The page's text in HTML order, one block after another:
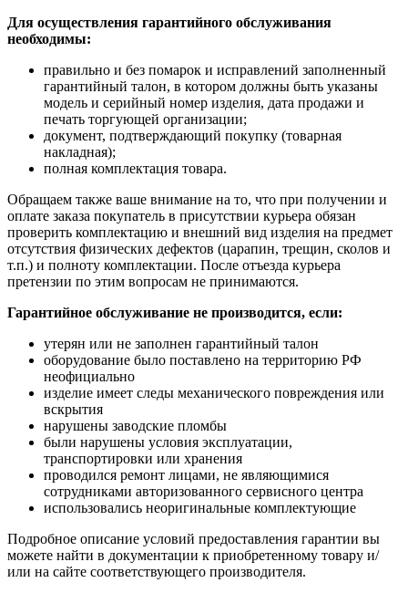
Для осуществления гарантийного обслуживания
необходимы:
правильно и без помарок и исправлений заполненный
гарантийный талон, в котором должны быть указаны
модель и серийный номер изделия, дата продажи и
печать торгующей организации;
документ, подтверждающий покупку (товарная
накладная);
полная комплектация товара.
Обращаем также ваше внимание на то, что при получении и
оплате заказа покупатель в присутствии курьера обязан
проверить комплектацию и внешний вид изделия на предмет
отсутствия физических дефектов (царапин, трещин, сколов и
т.п.) и полноту комплектации. После отъезда курьера
претензии по этим вопросам не принимаются.
Гарантийное обслуживание не производится, если:
утерян или не заполнен гарантийный талон
оборудование было поставлено на территорию РФ
неофициально
изделие имеет следы механического повреждения или
вскрытия
нарушены заводские пломбы
были нарушены условия эксплуатации,
транспортировки или хранения
проводился ремонт лицами, не являющимися
сотрудниками авторизованного сервисного центра
использовались неоригинальные комплектующие
Подробное описание условий предоставления гарантии вы
можете найти в документации к приобретенному товару и/
или на сайте соответствующего производителя.